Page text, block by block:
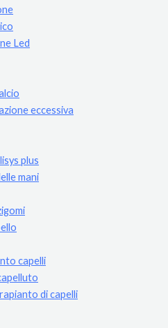
Led
eccessiva
plus
mani
capelli
di capelli